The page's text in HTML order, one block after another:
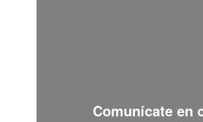
Comunícate en